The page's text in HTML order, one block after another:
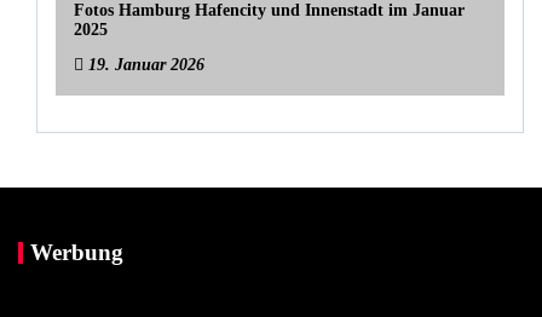
Fotos Hamburg Hafencity und Innenstadt im Januar
2025
19. Januar 2026
Werbung